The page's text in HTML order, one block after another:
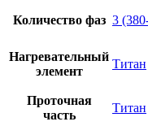
Количество фаз 3
Нагревательный
элемент
Титан
Проточная
часть
Титан